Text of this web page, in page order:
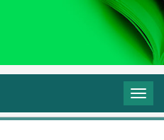
2 (2015): Entre la escucha y el